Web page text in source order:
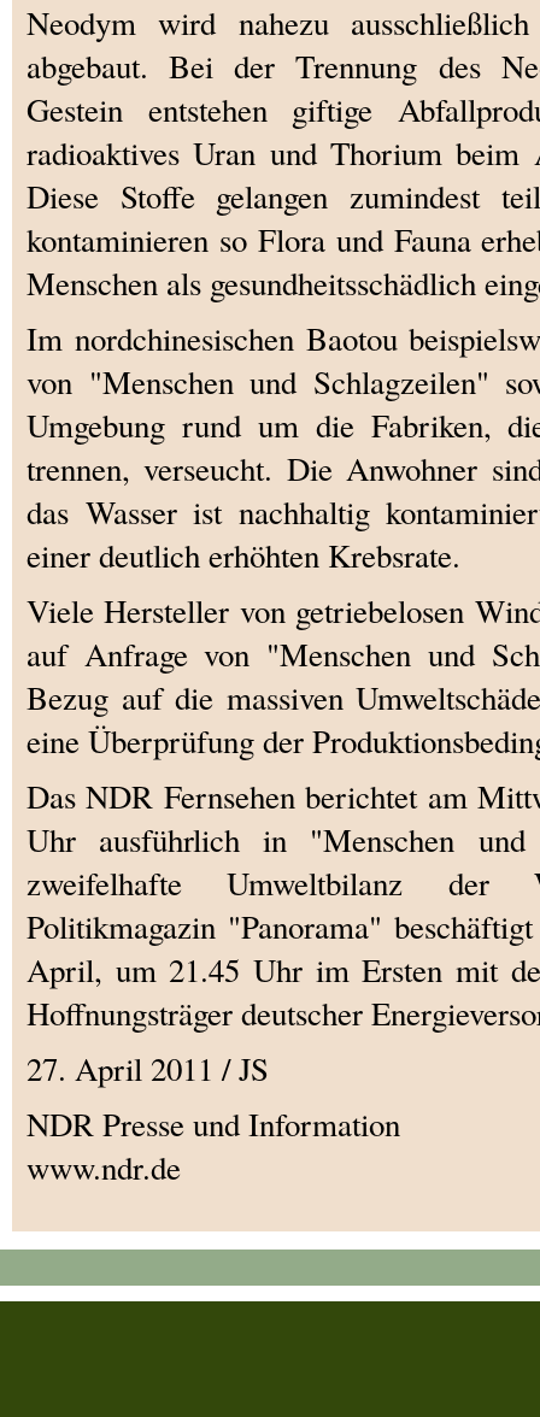
Neodym wird nahezu
abgebaut. Bei der Trennung des
Gestein entstehen giftige
radioaktives Uran und Thorium beim
Diese Stoffe gelangen zumindest
kontaminieren so Flora und Fauna
Menschen als gesundheitsschädlich
Im nordchinesischen Baotou
von "Menschen und Schlagzeilen"
Umgebung rund um die Fabriken,
trennen, verseucht. Die Anwohner
das Wasser ist nachhaltig
einer deutlich erhöhten Krebsrate.
Viele Hersteller von getriebelosen
auf Anfrage von "Menschen und
Bezug auf die massiven
eine Überprüfung der
Das NDR Fernsehen berichtet am
Uhr ausführlich in "Menschen
zweifelhafte Umweltbilanz der
Politikmagazin "Panorama"
April, um 21.45 Uhr im Ersten mit
Hoffnungsträger deutscher
27. April 2011 / JS
NDR Presse und Information
www.ndr.de